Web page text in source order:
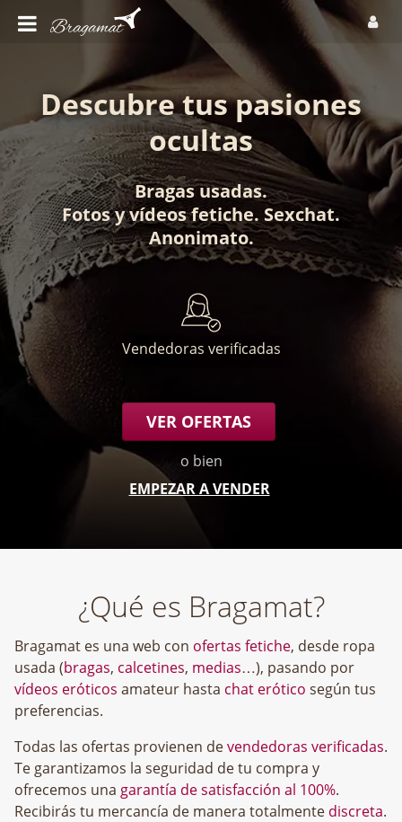
Descubre tus pasiones
ocultas
Bragas usadas.
Fotosyvídeos fetiche. Sexchat.
Anonimato.
Vendedoras verificadas
VER OFERTAS
o bien
EMPEZAR A VENDER
¿Qué es Bragamat?
Bragamat es una web con ofertas fetiche, desde ropa
usada (bragas, calcetines, medias…), pasando por
vídeos eróticos amateur hasta chat erótico según tus
preferencias.
Todas las ofertas provienen devendedoras verificadas.
Te garantizamos la seguridad de tu compra y
ofrecemos una garantía de satisfacción al 100%.
Recibirás tu mercancía de manera totalmente discreta.